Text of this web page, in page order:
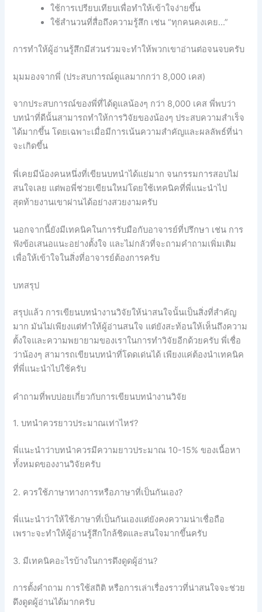
ใช้การเปรียบเทียบเพื่อทำให้เข้าใจง่ายขึ้น
ใช้สำนวนที่สื่อถึงความรู้สึก เช่น “ทุกคนคงเคย…”
การทำให้ผู้อ่านรู้สึกมีส่วนร่วมจะทำให้พวกเขาอ่านต่อจนจบครับ
มุมมองจากพี่ (ประสบการณ์ดูแลมากกว่า 8,000 เคส)
จากประสบการณ์ของพี่ที่ได้ดูแลน้องๆ กว่า 8,000 เคส พี่พบว่า
บทนำที่ดีนั้นสามารถทำให้การวิจัยของน้องๆ ประสบความสำเร็จ
ได้มากขึ้น โดยเฉพาะเมื่อมีการเน้นความสำคัญและผลลัพธ์ที่น่า
จะเกิดขึ้น
พี่เคยมีน้องคนหนึ่งที่เขียนบทนำได้แย่มาก จนกรรมการสอบไม่
สนใจเลย แต่พอพี่ช่วยเขียนใหม่โดยใช้เทคนิคที่พี่แนะนำไป
สุดท้ายงานเขาผ่านได้อย่างสวยงามครับ
นอกจากนี้ยังมีเทคนิคในการรับมือกับอาจารย์ที่ปรึกษา เช่น การ
ฟังข้อเสนอแนะอย่างตั้งใจ และไม่กลัวที่จะถามคำถามเพิ่มเติม
เพื่อให้เข้าใจในสิ่งที่อาจารย์ต้องการครับ
บทสรุป
สรุปแล้ว การเขียนบทนำงานวิจัยให้น่าสนใจนั้นเป็นสิ่งที่สำคัญ
มาก มันไม่เพียงแต่ทำให้ผู้อ่านสนใจ แต่ยังสะท้อนให้เห็นถึงความ
ตั้งใจและความพยายามของเราในการทำวิจัยอีกด้วยครับ พี่เชื่อ
ว่าน้องๆ สามารถเขียนบทนำที่โดดเด่นได้ เพียงแค่ต้องนำเทคนิค
ที่พี่แนะนำไปใช้ครับ
คำถามที่พบบ่อยเกี่ยวกับการเขียนบทนำงานวิจัย
1. บทนำควรยาวประมาณเท่าไหร่?
พี่แนะนำว่าบทนำควรมีความยาวประมาณ 10-15% ของเนื้อหา
ทั้งหมดของงานวิจัยครับ
2. ควรใช้ภาษาทางการหรือภาษาที่เป็นกันเอง?
พี่แนะนำว่าให้ใช้ภาษาที่เป็นกันเองแต่ยังคงความน่าเชื่อถือ
เพราะจะทำให้ผู้อ่านรู้สึกใกล้ชิดและสนใจมากขึ้นครับ
3. มีเทคนิคอะไรบ้างในการดึงดูดผู้อ่าน?
การตั้งคำถาม การใช้สถิติ หรือการเล่าเรื่องราวที่น่าสนใจจะช่วย
ดึงดูดผู้อ่านได้มากครับ